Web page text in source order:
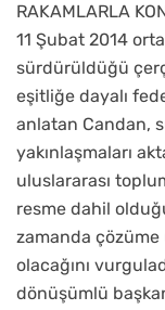
RAKAMLARLA
11 Şubat 2014
sürdürüldüğü
eşitliğe dayalı
anlatan Candan,
yakınlaşmaları
uluslararası
resme dahil
zamanda çözüme
olacağını
dönüşümlü